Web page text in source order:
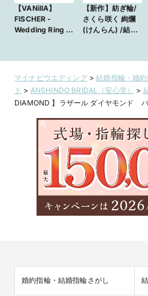
【VANillA】
FISCHER -
Wedding Ring /
030【VANillA広
島店・福山本店】
【新作】紡ぎ輪/
さくら咲く 絢爛
(けんらん) /結婚
マイナビウエディング>結婚指輪・婚
ド > ANSHINDO BRIDAL（安心堂） >
DIAMOND 】ラザール ダイヤモンド
婚約指輪・結婚指輪さがし